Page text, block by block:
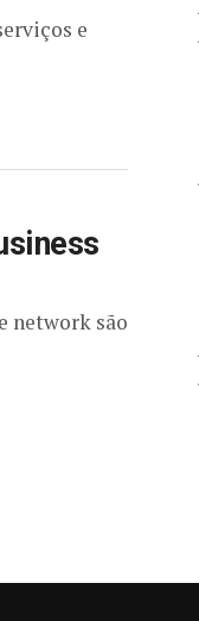
e
network são